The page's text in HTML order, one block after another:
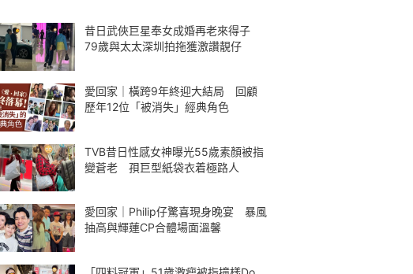
昔日武俠巨星奉女成婚再老來得子
79歲與太太深圳拍拖獲激讚靚仔
愛回家｜橫跨9年終迎大結局 回顧
歷年12位「被消失」經典角色
TVB昔日性感女神曝光55歲素顏被指
變蒼老 孭巨型紙袋衣着極路人
愛回家｜Philip仔驚喜現身晚宴 暴風
抽高與輝蓮CP合體場面溫馨